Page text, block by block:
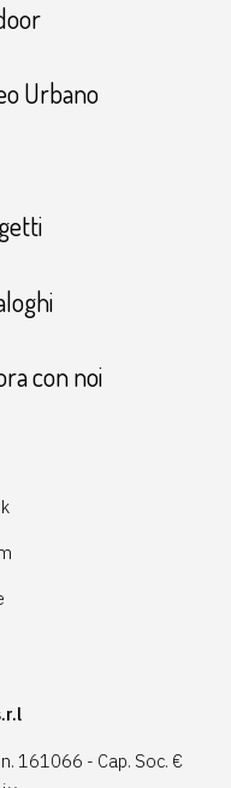
Urbano
con noi
161066 - Cap. Soc. €